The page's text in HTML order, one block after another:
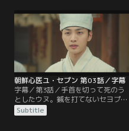
れて王に刺鍼し、王を死なせてしま
う。そして、王の死に対する陰謀を
疑い、息子を救おうとしていた父も
殺される。都を追われたセヨプは、
絶望の淵に立たされるのだった。
朝鮮心医ユ・セプン 第03話／字幕
字幕／第3話／手首を切って死のう
としたウヌ。鍼を打てないセヨプの
代わりにジハンが駆けつけ何とか助
かる。セヨプがケス医院に戻ると、
Subtitle